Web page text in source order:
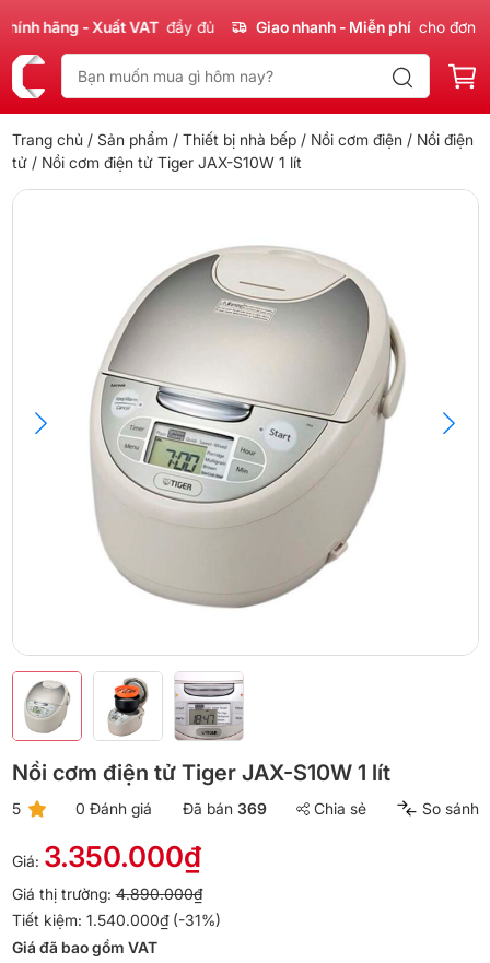
hãng - Xuất VAT đầy đủ Giao nhanh - Miễn phí cho đơn
Trang chủ / Sản phẩm / Thiết bị nhà bếp/ Nồi cơm điện / Nồi điện
tử/ Nồi cơm điện tử Tiger JAX-S10W 1 lít
Nồi cơm điện tử Tiger JAX-S10W 1 lít
5 0 Đánh giá Đã bán 369 Chia sẻ So sánh
Giá: 3.350.000₫
Giá thị trường:4.890.000₫
Tiết kiệm: 1.540.000₫ (-31%)
Giá đã bao gồm VAT